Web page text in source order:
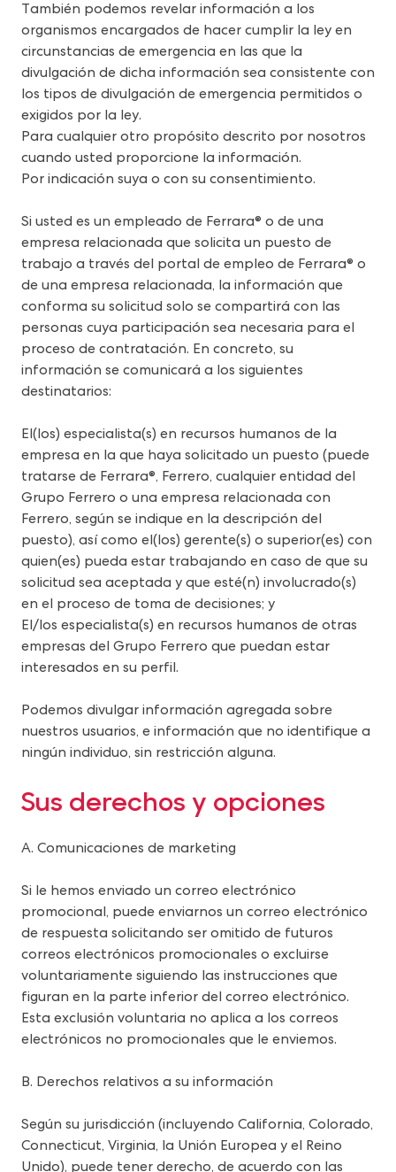
También podemos revelar información a los
organismos encargados de hacer cumplir la ley en
circunstancias de emergencia en las que la
divulgación de dicha información sea consistente con
los tipos de divulgación de emergencia permitidos o
exigidos por la ley.
Para cualquier otro propósito descrito por nosotros
cuando usted proporcione la información.
Por indicación suya o con su consentimiento.
Si usted es un empleado de Ferrara® o de una
empresa relacionada que solicita un puesto de
trabajo a través del portal de empleo de Ferrara® o
de una empresa relacionada, la información que
conforma su solicitud solo se compartirá con las
personas cuya participación sea necesaria para el
proceso de contratación. En concreto, su
información se comunicará a los siguientes
destinatarios:
El(los) especialista(s) en recursos humanos de la
empresa en la que haya solicitado un puesto (puede
tratarse de Ferrara®, Ferrero, cualquier entidad del
Grupo Ferrero o una empresa relacionada con
Ferrero, según se indique en la descripción del
puesto), así como el(los) gerente(s) o superior(es) con
quien(es) pueda estar trabajando en caso de que su
solicitud sea aceptada y que esté(n) involucrado(s)
en el proceso de toma de decisiones; y
El/los especialista(s) en recursos humanos de otras
empresas del Grupo Ferrero que puedan estar
interesados en su perfil.
Podemos divulgar información agregada sobre
nuestros usuarios, e información que no identifique a
ningún individuo, sin restricción alguna.
Sus derechos y opciones
A. Comunicaciones de marketing
Si le hemos enviado un correo electrónico
promocional, puede enviarnos un correo electrónico
de respuesta solicitando ser omitido de futuros
correos electrónicos promocionales o excluirse
voluntariamente siguiendo las instrucciones que
figuran en la parte inferior del correo electrónico.
Esta exclusión voluntaria no aplica a los correos
electrónicos no promocionales que le enviemos.
B. Derechos relativos a su información
Según su jurisdicción (incluyendo California, Colorado,
Connecticut, Virginia, la Unión Europea y el Reino
Unido), puede tener derecho, de acuerdo con las